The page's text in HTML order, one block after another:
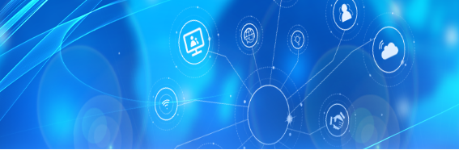
参展问答
参展服务
招展服务
展商活动
历届展商活动
第七届西洽会
第六届西洽会
第五届西洽会
第四届西洽会